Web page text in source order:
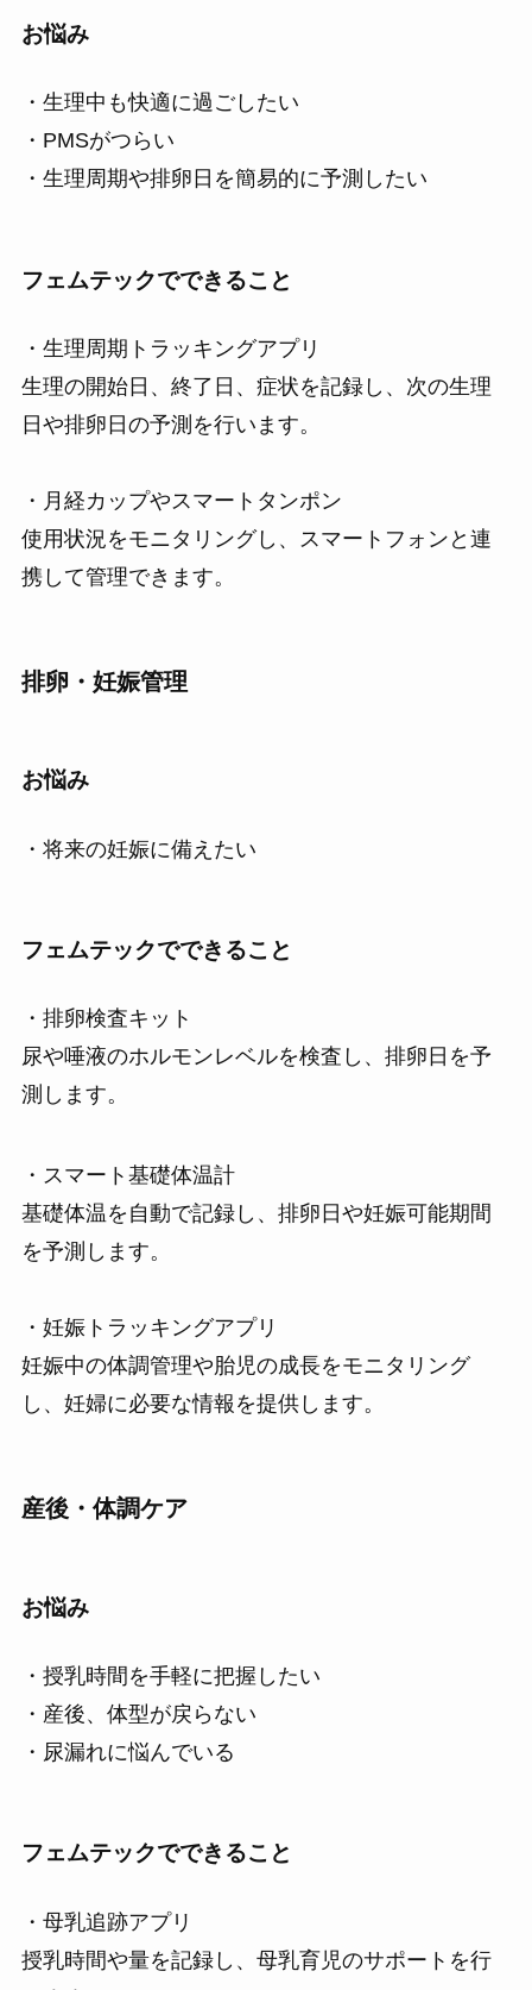
お悩み
・生理中も快適に過ごしたい
・PMSがつらい
・生理周期や排卵日を簡易的に予測したい
フェムテックでできること
・生理周期トラッキングアプリ
生理の開始日、終了日、症状を記録し、次の生理
日や排卵日の予測を行います。
・月経カップやスマートタンポン
使用状況をモニタリングし、スマートフォンと連
携して管理できます。
排卵・妊娠管理
お悩み
・将来の妊娠に備えたい
フェムテックでできること
・排卵検査キット
尿や唾液のホルモンレベルを検査し、排卵日を予
測します。
・スマート基礎体温計
基礎体温を自動で記録し、排卵日や妊娠可能期間
を予測します。
・妊娠トラッキングアプリ
妊娠中の体調管理や胎児の成長をモニタリング
し、妊婦に必要な情報を提供します。
産後・体調ケア
お悩み
・授乳時間を手軽に把握したい
・産後、体型が戻らない
・尿漏れに悩んでいる
フェムテックでできること
・母乳追跡アプリ
授乳時間や量を記録し、母乳育児のサポートを行